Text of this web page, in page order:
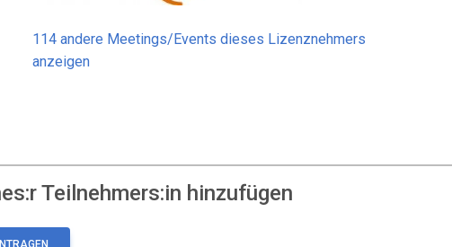
114 andere Meetings/Events dieses Lizenznehmers
anzeigen
Teilnehmers:in hinzufügen